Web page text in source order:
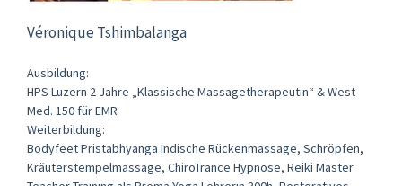
Véronique Tshimbalanga
Ausbildung:
HPS Luzern 2 Jahre „Klassische Massagetherapeutin“ & West
Med. 150 für EMR
Weiterbildung:
Bodyfeet Pristabhyanga Indische Rückenmassage, Schröpfen,
Kräuterstempelmassage, ChiroTrance Hypnose, Reiki Master